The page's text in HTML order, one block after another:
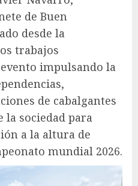
de Buen
desde la
trabajos
impulsando la
de cabalgantes
la sociedad para
a la altura de
mundial 2026.